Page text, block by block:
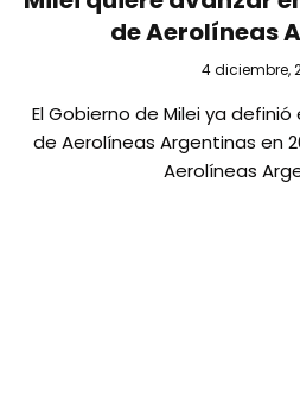
de Aerolíneas
4 diciembre,
El Gobierno de Milei ya
de Aerolíneas Argentinas en
Aerolíneas